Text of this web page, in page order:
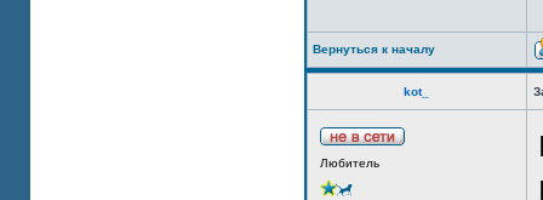
Вернуться к началу
kot_
Любитель